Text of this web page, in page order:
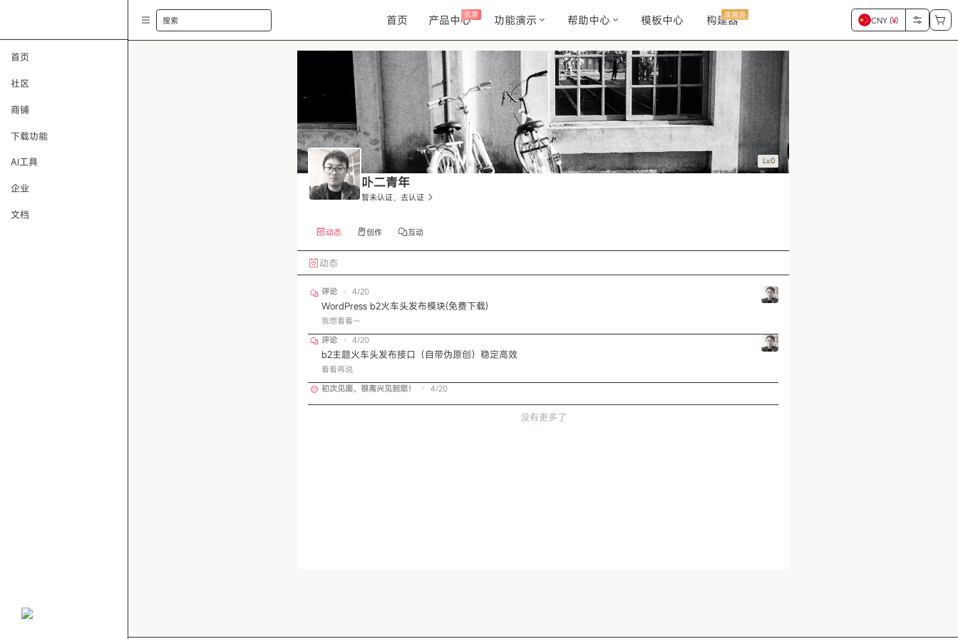
首页
社区
商铺
下载功能
AI工具
企业
文档
搜索 首页 产品中心优惠 功能演示 帮助中心 模板中心 构建器
非常夯
CNY (¥)
Lv.0
卟二青年
暂未认证，去认证
动态 创作 互动
动态
评论 • 4/20
WordPress b2火车头发布模块(免费下载)
我想看看～
评论
• 4/20
b2主题火车头发布接口（自带伪原创）稳定高效
看看再说
初次见面，很高兴见到您！
• 4/20
没有更多了